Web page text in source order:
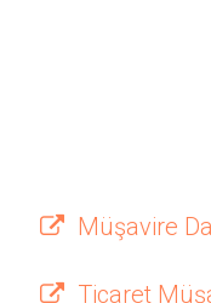
Müşavire
Ticaret